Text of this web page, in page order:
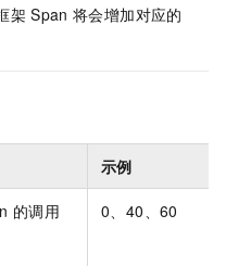
架 Span 将会增加对应的
示例
的调用
0、40、60